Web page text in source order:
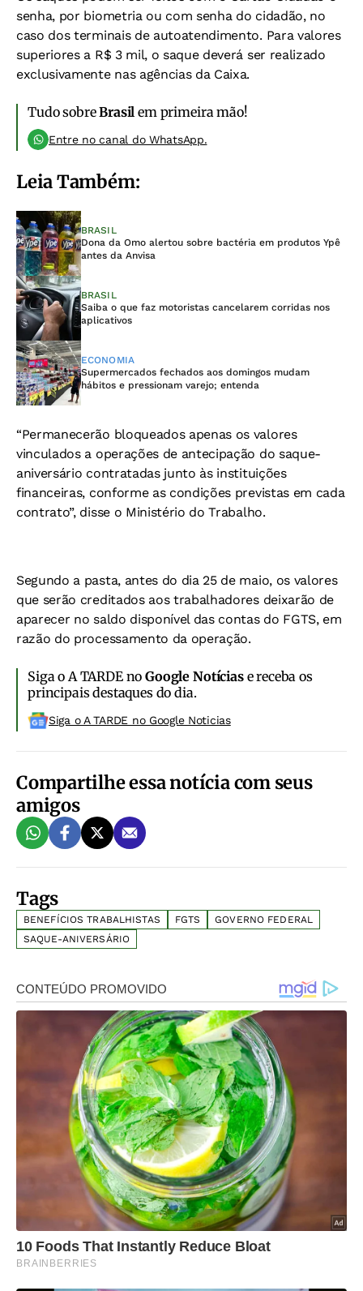
senha, por biometria ou com senha do cidadão, no
caso dos terminais de autoatendimento. Para valores
superiores a R$ 3 mil, o saque deverá ser realizado
exclusivamente nas agências da Caixa.
Tudo sobreBrasil em primeira mão!
Entre no canal do WhatsApp.
Leia Também:
BRASIL
Dona da Omo alertou sobre bactéria em produtos Ypê
antes da Anvisa
BRASIL
Saiba o que faz motoristas cancelarem corridas nos
aplicativos
ECONOMIA
Supermercados fechados aos domingos mudam
hábitos e pressionam varejo; entenda
“Permanecerão bloqueados apenas os valores
vinculados a operações de antecipação do saque-
aniversário contratadas junto às instituições
financeiras, conforme as condições previstas em cada
contrato”, disse o Ministério do Trabalho.
Segundo a pasta, antes do dia 25 de maio, os valores
que serão creditados aos trabalhadores deixarão de
aparecer no saldo disponível das contas do FGTS, em
razão do processamento da operação.
Siga o A TARDE noGoogle Notíciase receba os
principais destaques do dia.
Siga o A TARDE no Google Noticias
Compartilhe essa notícia com seus
amigos
Tags
BENEFÍCIOS TRABALHISTAS FGTS
GOVERNO FEDERAL
SAQUE-ANIVERSÁRIO